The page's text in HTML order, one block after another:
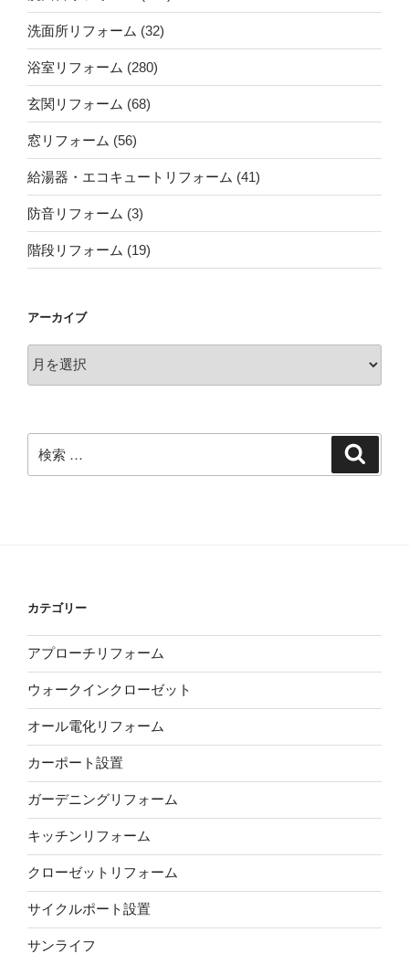
洗面所リフォーム (32)
浴室リフォーム (280)
玄関リフォーム (68)
窓リフォーム (56)
給湯器・エコキュートリフォーム (41)
防音リフォーム (3)
階段リフォーム (19)
アーカイブ
ー
索:
カテゴリー
アプローチリフォーム
ウォークインクローゼット
オール電化リフォーム
カーポート設置
ガーデニングリフォーム
キッチンリフォーム
クローゼットリフォーム
サイクルポート設置
サンライフ